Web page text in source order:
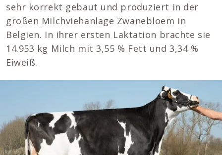
sehr korrekt gebaut und produziert in der
großen Milchviehanlage Zwanebloem in
Belgien. In ihrer ersten Laktation brachte sie
14.953 kg Milch mit 3,55 % Fett und 3,34 %
Eiweiß.